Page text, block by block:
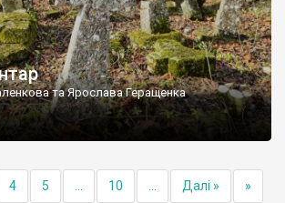
та Ярослава Геращенка
4 5 10 Далі » »